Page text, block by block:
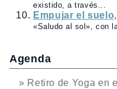
existido, a través...
Empujar el
«Saludo al sol», con
Agenda
» Retiro de Yoga en